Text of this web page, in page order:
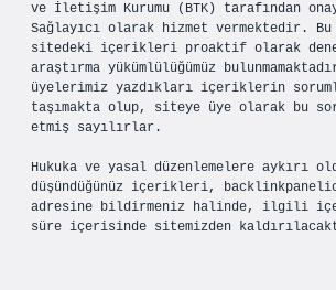
ve İletişim Kurumu (BTK) tarafından
Sağlayıcı olarak hizmet vermektedir. Bu
sitedeki içerikleri proaktif olarak
araştırma yükümlülüğümüz
üyelerimiz yazdıkları içeriklerin
taşımakta olup, siteye üye olarak bu
etmiş sayılırlar.
Hukuka ve yasal düzenlemelere aykırı
düşündüğünüz içerikleri,
adresine bildirmeniz halinde, ilgili
süre içerisinde sitemizden